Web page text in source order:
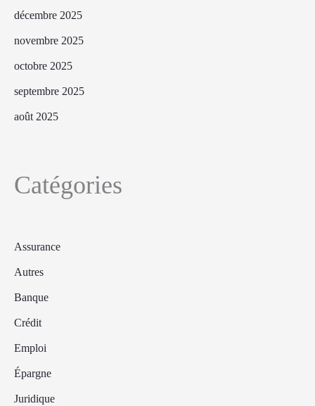
décembre 2025
novembre 2025
octobre 2025
septembre 2025
août 2025
Catégories
Assurance
Autres
Banque
Crédit
Emploi
Épargne
Juridique